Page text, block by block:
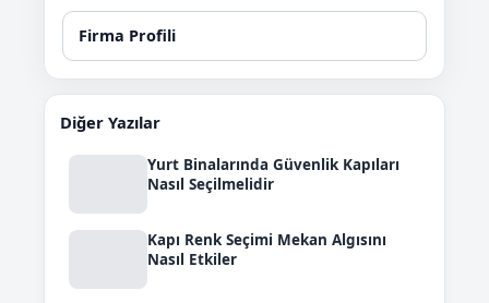
Firma Profili
Diğer Yazılar
Yurt Binalarında Güvenlik Kapıları
Nasıl Seçilmelidir
Kapı Renk Seçimi Mekan Algısını
Nasıl Etkiler